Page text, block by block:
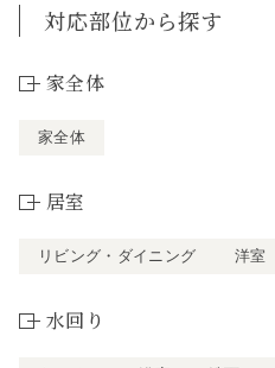
対応部位から探す
家全体
家全体
居室
リビング・ダイニング 洋室
水回り